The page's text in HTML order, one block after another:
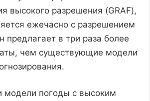
высокого разрешения (GRAF),
ежечасно с разрешением
предлагает в три раза более
чем существующие модели
модели погоды с высоким